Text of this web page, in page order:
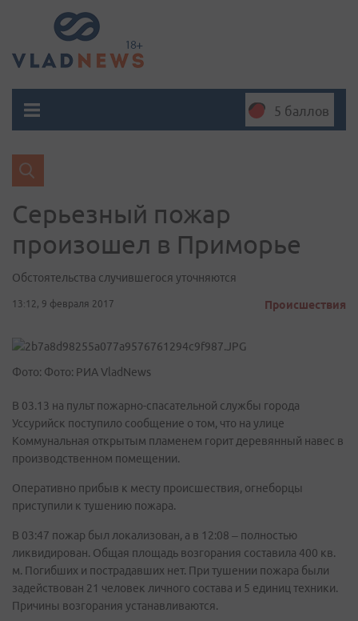
5 баллов
Серьезный пожар
произошел в Приморье
Обстоятельства случившегося уточняются
13:12, 9 февраля 2017 Происшествия
Фото: Фото: РИА VladNews
В 03.13 на пульт пожарно-спасательной службы города
Уссурийск поступило сообщение о том, что на улице
Коммунальная открытым пламенем горит деревянный навес в
производственном помещении.
Оперативно прибыв к месту происшествия, огнеборцы
приступили к тушению пожара.
В 03:47 пожар был локализован, а в 12:08 – полностью
ликвидирован. Общая площадь возгорания составила 400 кв.
м. Погибших и пострадавших нет. При тушении пожара были
задействован 21 человек личного состава и 5 единиц техники.
Причины возгорания устанавливаются.